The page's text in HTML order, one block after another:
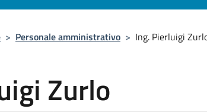
> Personale amministrativo > Ing. Pierluigi
Zurlo